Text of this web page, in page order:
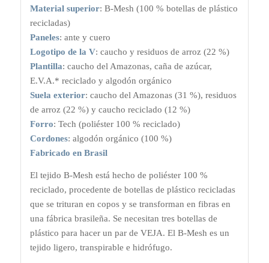
Material superior: B-Mesh (100 % botellas de plástico
recicladas)
Paneles: ante y cuero
Logotipo de la V: caucho y residuos de arroz (22 %)
Plantilla: caucho del Amazonas, caña de azúcar,
E.V.A.* reciclado y algodón orgánico
Suela exterior: caucho del Amazonas (31 %), residuos
de arroz (22 %) y caucho reciclado (12 %)
Forro: Tech (poliéster 100 % reciclado)
Cordones: algodón orgánico (100 %)
Fabricado en Brasil
El tejido B-Mesh está hecho de poliéster 100 %
reciclado, procedente de botellas de plástico recicladas
que se trituran en copos y se transforman en fibras en
una fábrica brasileña. Se necesitan tres botellas de
plástico para hacer un par de VEJA. El B-Mesh es un
tejido ligero, transpirable e hidrófugo.